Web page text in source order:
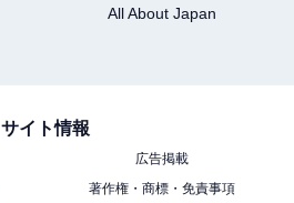
All About Japan
サイト情報
広告掲載
著作権・商標・免責事項